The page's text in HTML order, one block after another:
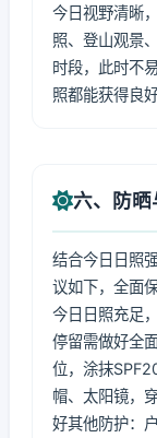
今日视野清晰
照、登山观景
时段，此时不
照都能获得良好
六、防晒
结合今日日照
议如下，全面
今日日照充足
停留需做好全
位，涂抹
帽、太阳镜，
好其他防护：